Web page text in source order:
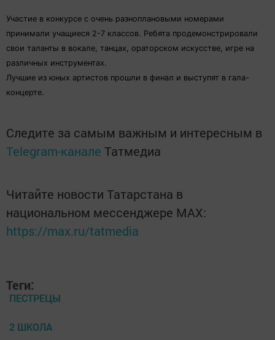
Участие в конкурсе с очень разноплановыми номерами
принимали учащиеся 2-7 классов. Ребята продемонстрировали
свои таланты в вокале, танцах, ораторском искусстве, игре на
различных инструментах.
Лучшие из юных артистов прошли в финал и выступят в гала-
концерте.
Следите за самым важным и интересным в
Telegram-канале Татмедиа
Читайте новости Татарстана в
национальном мессенджере MАХ:
https://max.ru/tatmedia
Теги:
ПЕСТРЕЦЫ
2 ШКОЛА